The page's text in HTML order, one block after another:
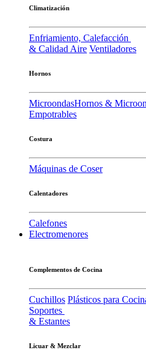
Climatización
Enfriamiento, Calefacción
& Calidad Aire Ventiladores
Hornos
MicroondasHornos &
Empotrables
Costura
Máquinas de Coser
Calentadores
Calefones
Electromenores
Complementos de Cocina
Cuchillos Plásticos para
Soportes
& Estantes
Licuar & Mezclar